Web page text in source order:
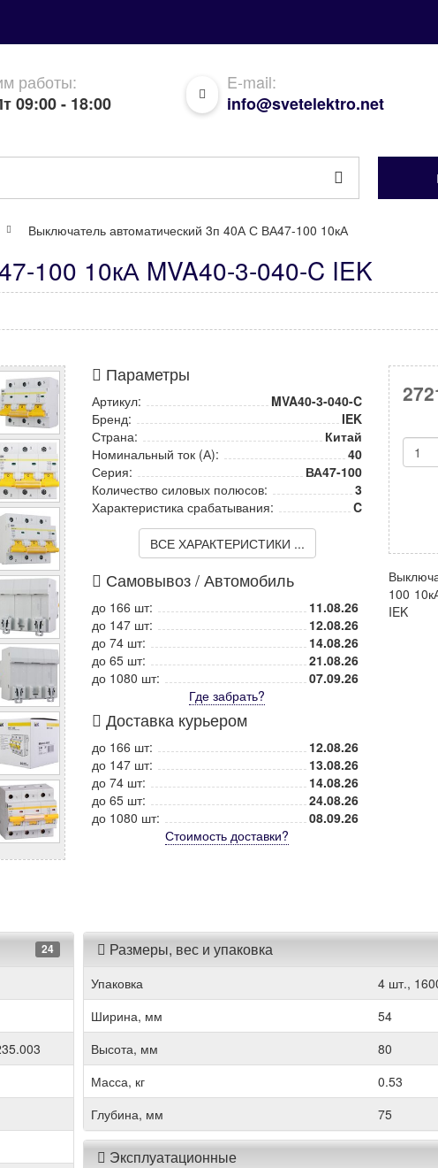
работы:
09:00 - 18:00
E-mail:
info@svetelektro.net
Выключатель автоматический 3п 40А С ВА47-100 10кА
100 10кА MVA40-3-040-C IEK
Параметры
Артикул:
MVA40-3-040-C
Бренд:
IEK
Страна:
Китай
Номинальный ток (А):
40
Серия:
ВА47-100
Количество силовых полюсов:
3
Характеристика срабатывания:
C
ВСЕ ХАРАКТЕРИСТИКИ ...
Самовывоз / Автомобиль
до 166 шт:
11.08.26
до 147 шт:
12.08.26
до 74 шт:
14.08.26
до 65 шт:
21.08.26
до 1080 шт:
07.09.26
Где забрать?
Доставка курьером
до 166 шт:
12.08.26
до 147 шт:
13.08.26
до 74 шт:
14.08.26
до 65 шт:
24.08.26
до 1080 шт:
08.09.26
Стоимость доставки?
100
IEK
24 Размеры, вес и упаковка
Упаковка
4 шт.,
Ширина, мм
54
Высота, мм
80
Масса, кг
0.53
Глубина, мм
75
Эксплуатационные